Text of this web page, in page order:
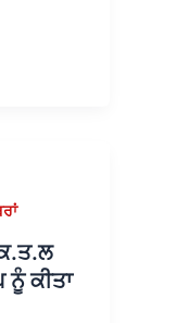
ਨੂੰ ਕੀਤਾ